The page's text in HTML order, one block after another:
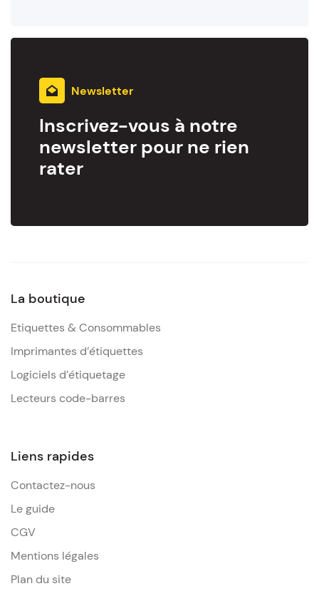
Newsletter
Inscrivez-vous à notre
newsletter pour ne rien
rater
La boutique
Etiquettes & Consommables
Imprimantes d’étiquettes
Logiciels d’étiquetage
Lecteurs code-barres
Liens rapides
Contactez-nous
Le guide
CGV
Mentions légales
Plan du site